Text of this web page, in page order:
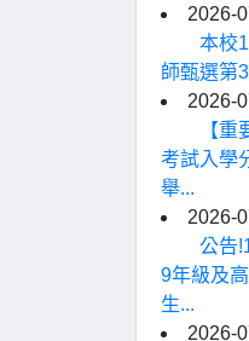
2026-
本校
師甄選第
2026-
【
考試入學
舉...
2026-
公告
9年級及
生...
2026-